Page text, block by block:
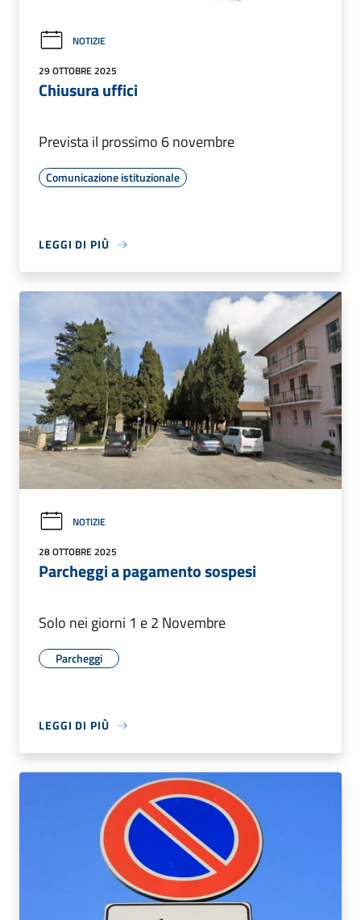
NOTIZIE
29 OTTOBRE 2025
Chiusura uffici
Prevista il prossimo 6 novembre
Comunicazione istituzionale
LEGGI DI PIÙ
NOTIZIE
28 OTTOBRE 2025
Parcheggi a pagamento sospesi
Solo nei giorni 1 e 2 Novembre
Parcheggi
LEGGI DI PIÙ